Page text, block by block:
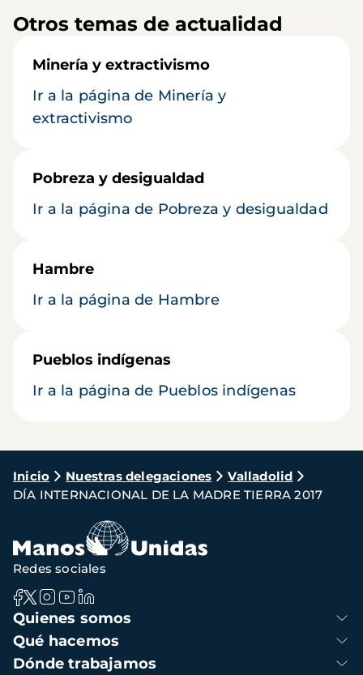
Otros temas de actualidad
Minería y extractivismo
Ir a la página de Minería y
extractivismo
Pobreza y desigualdad
Ir a la página de Pobreza y desigualdad
Hambre
Ir a la página de Hambre
Pueblos indígenas
Ir a la página de Pueblos indígenas
Ruta
de
navegación
Inicio Nuestras delegaciones
Valladolid
DÍA INTERNACIONAL DE LA MADRE TIERRA 2017
Navegación
principal
Quienes somos
Qué hacemos
Dónde trabajamos
Redes sociales